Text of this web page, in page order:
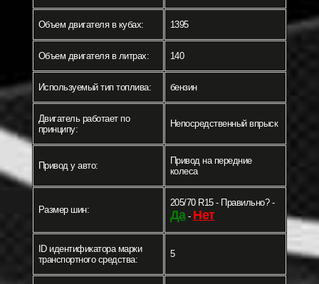
Объем двигателя в кубах: 1395
Объем двигателя в литрах: 140
Используемый тип топлива: бензин
Двигатель работает по
принципу:
Непосредственный впрыск
Привод у авто:
Привод на передние
колеса
Размер шин:
205/70 R15 - Правильно? -
Да- Нет
ID идентификатора марки
транспортного средства:
5